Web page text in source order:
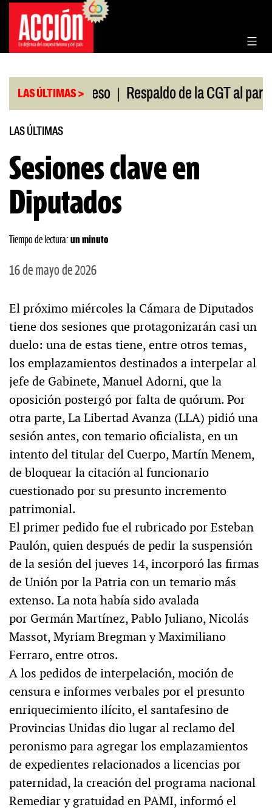
Saltar
contenido
LAS ÚLTIMAS >
en el Congreso | Respaldo de la CGT al paro
LAS ÚLTIMAS
Sesiones clave en
Diputados
Tiempo de lectura: un minuto
16 de mayo de 2026
El próximo miércoles la Cámara de Diputados
tiene dos sesiones que protagonizarán casi un
duelo: una de estas tiene, entre otros temas,
los emplazamientos destinados a interpelar al
jefe de Gabinete, Manuel Adorni, que la
oposición postergó por falta de quórum. Por
otra parte, La Libertad Avanza (LLA) pidió una
sesión antes, con temario oficialista, en un
intento del titular del Cuerpo, Martín Menem,
de bloquear la citación al funcionario
cuestionado por su presunto incremento
patrimonial.
El primer pedido fue el rubricado por Esteban
Paulón, quien después de pedir la suspensión
de la sesión del jueves 14, incorporó las firmas
de Unión por la Patria con un temario más
extenso. La nota había sido avalada
por Germán Martínez, Pablo Juliano, Nicolás
Massot, Myriam Bregman y Maximiliano
Ferraro, entre otros.
A los pedidos de interpelación, moción de
censura e informes verbales por el presunto
enriquecimiento ilícito, el santafesino de
Provincias Unidas dio lugar al reclamo del
peronismo para agregar los emplazamientos
de expedientes relacionados a licencias por
paternidad, la creación del programa nacional
Remediar y gratuidad en PAMI, informó el